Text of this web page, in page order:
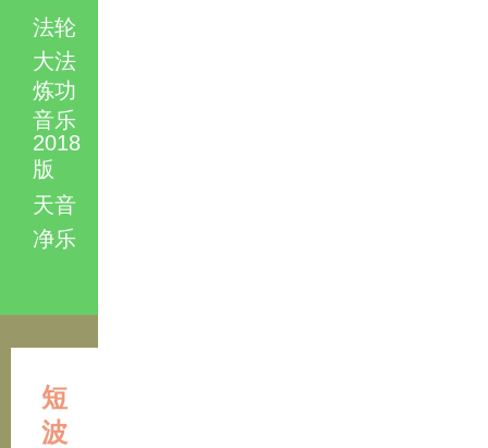
法轮
大法
炼功
音乐
2018
版
天音
净乐
短
波